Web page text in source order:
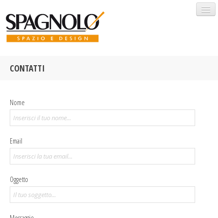
HOME
SOLUZIONI
PROGETTI
OUTLET
BRANDS
CONTATTI
Nome
Email
Oggetto